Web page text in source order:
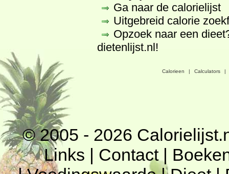
Ga naar de calorielijst
Uitgebreid calorie
Opzoek naar een
dietenlijst.nl!
Calorieen | Calculators |
© 2005 - 2026
Links | Contact|